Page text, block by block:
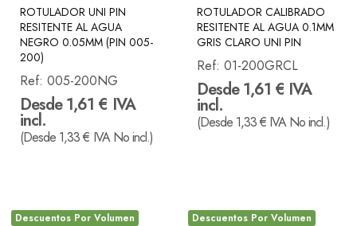
ROTULADOR UNI PIN
RESITENTE AL AGUA
NEGRO 0.05MM (PIN 005-
200)
Ref: 005-200NG
Desde 1,61 € IVA
incl.
(Desde 1,33 € IVA No incl.)
ROTULADOR CALIBRADO
RESITENTE AL AGUA 0.1MM
GRIS CLARO UNI PIN
Ref: 01-200GRCL
Desde 1,61 € IVA
incl.
(Desde 1,33 € IVA No incl.)
Descuentos Por Volumen Descuentos Por Volumen